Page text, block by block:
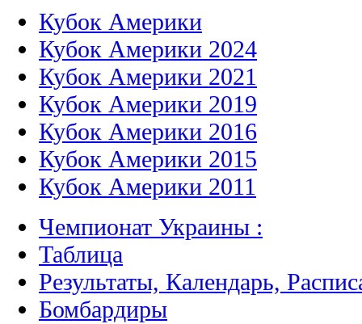
Кубок Америки
Кубок Америки 2024
Кубок Америки 2021
Кубок Америки 2019
Кубок Америки 2016
Кубок Америки 2015
Кубок Америки 2011
Чемпионат Украины :
Таблица
Результаты, Календарь,
Бомбардиры